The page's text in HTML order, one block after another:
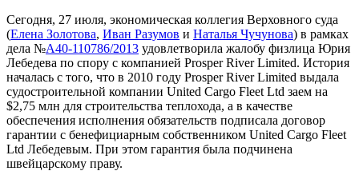
Сегодня, 27 июля, экономическая коллегия Верховного суда
(Елена Золотова, Иван Разумов и Наталья Чучунова) в рамках
дела №А40-110786/2013 удовлетворила жалобу физлица Юрия
Лебедева по спору с компанией Prosper River Limited. История
началась с того, что в 2010 году Prosper River Limited выдала
судостроительной компании United Cargo Fleet Ltd заем на
$2,75 млн для строительства теплохода, а в качестве
обеспечения исполнения обязательств подписала договор
гарантии с бенефициарным собственником United Cargo Fleet
Ltd Лебедевым. При этом гарантия была подчинена
швейцарскому праву.